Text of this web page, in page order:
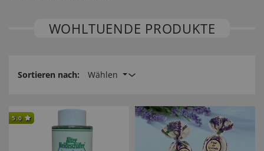
WOHLTUENDE PRODUKTE
Sortieren nach: Wählen
5.0